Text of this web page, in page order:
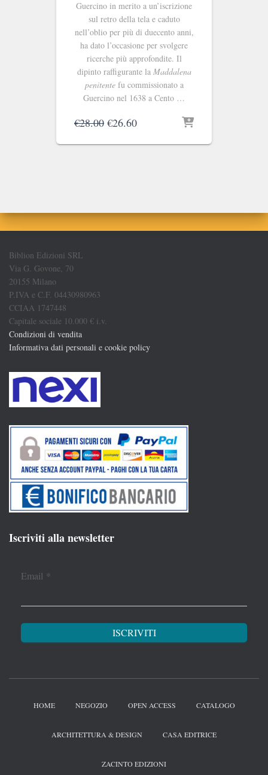
Guercino in merito a un’iscrizione
sul retro della tela e caduto
nell’oblio per più di duecento anni,
ha dato l’occasione per svolgere
ricerche più approfondite. Il
dipinto raffigurante la Maddalena
penitentefu commissionato a
Guercino nel 1638 a Cento …
€28.00 Il
originale
€26.60Il
attuale
Biblion Edizioni SRL
Via G. Govone, 70
20155 Milano
P.IVA e C.F. 04430980963
CCIAA 1747448
Capitale sociale 10.000 € i.v.
Condizioni di vendita
Informativa dati personali e cookie policy
Iscriviti alla newsletter
Email *
HOME NEGOZIO OPEN ACCESS CATALOGO
ARCHITETTURA & DESIGN CASA EDITRICE
ZACINTO EDIZIONI